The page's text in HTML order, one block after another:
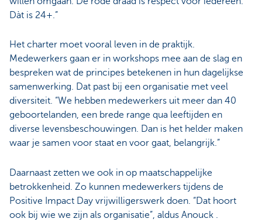
Dàt is 24+.”
Het charter moet vooral leven in de praktijk.
Medewerkers gaan er in workshops mee aan de slag en
bespreken wat de principes betekenen in hun dagelijkse
samenwerking. Dat past bij een organisatie met veel
diversiteit. “We hebben medewerkers uit meer dan 40
geboortelanden, een brede range qua leeftijden en
diverse levensbeschouwingen. Dan is het helder maken
waar je samen voor staat en voor gaat, belangrijk.”
Daarnaast zetten we ook in op maatschappelijke
betrokkenheid. Zo kunnen medewerkers tijdens de
Positive Impact Day vrijwilligerswerk doen. “Dat hoort
ook bij wie we zijn als organisatie”, aldus Anouck .